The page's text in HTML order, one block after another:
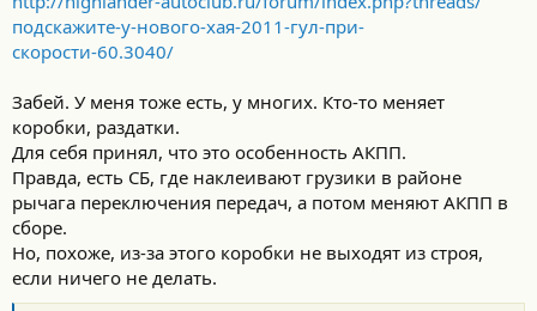
подскажите-у-нового-хая-2011-гул-при-
скорости-60.3040/
Забей. У меня тоже есть, у многих. Кто-то меняет
коробки, раздатки.
Для себя принял, что это особенность АКПП.
Правда, есть СБ, где наклеивают грузики в районе
рычага переключения передач, а потом меняют АКПП в
сборе.
Но, похоже, из-за этого коробки не выходят из строя,
если ничего не делать.